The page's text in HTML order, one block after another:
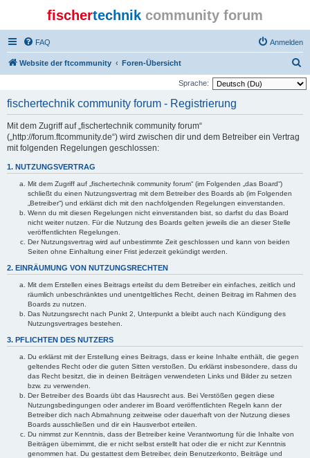
fischertechnik community forum
FAQ Anmelden
Website der ftcommunity Foren-Übersicht
u
Sprache:
fischertechnik community forum - Registrierung
Mit dem Zugriff auf „fischertechnik community forum“
(„http://forum.ftcommunity.de“) wird zwischen dir und dem Betreiber ein Vertrag
mit folgenden Regelungen geschlossen:
1. NUTZUNGSVERTRAG
Mit dem Zugriff auf „fischertechnik community forum“ (im Folgenden „das Board“)
schließt du einen Nutzungsvertrag mit dem Betreiber des Boards ab (im Folgenden
„Betreiber“) und erklärst dich mit den nachfolgenden Regelungen einverstanden.
Wenn du mit diesen Regelungen nicht einverstanden bist, so darfst du das Board
nicht weiter nutzen. Für die Nutzung des Boards gelten jeweils die an dieser Stelle
veröffentlichten Regelungen.
Der Nutzungsvertrag wird auf unbestimmte Zeit geschlossen und kann von beiden
Seiten ohne Einhaltung einer Frist jederzeit gekündigt werden.
2. EINRÄUMUNG VON NUTZUNGSRECHTEN
Mit dem Erstellen eines Beitrags erteilst du dem Betreiber ein einfaches, zeitlich und
räumlich unbeschränktes und unentgeltliches Recht, deinen Beitrag im Rahmen des
Boards zu nutzen.
Das Nutzungsrecht nach Punkt 2, Unterpunkt a bleibt auch nach Kündigung des
Nutzungsvertrages bestehen.
3. PFLICHTEN DES NUTZERS
Du erklärst mit der Erstellung eines Beitrags, dass er keine Inhalte enthält, die gegen
geltendes Recht oder die guten Sitten verstoßen. Du erklärst insbesondere, dass du
das Recht besitzt, die in deinen Beiträgen verwendeten Links und Bilder zu setzen
bzw. zu verwenden.
Der Betreiber des Boards übt das Hausrecht aus. Bei Verstößen gegen diese
Nutzungsbedingungen oder anderer im Board veröffentlichten Regeln kann der
Betreiber dich nach Abmahnung zeitweise oder dauerhaft von der Nutzung dieses
Boards ausschließen und dir ein Hausverbot erteilen.
Du nimmst zur Kenntnis, dass der Betreiber keine Verantwortung für die Inhalte von
Beiträgen übernimmt, die er nicht selbst erstellt hat oder die er nicht zur Kenntnis
genommen hat. Du gestattest dem Betreiber, dein Benutzerkonto, Beiträge und